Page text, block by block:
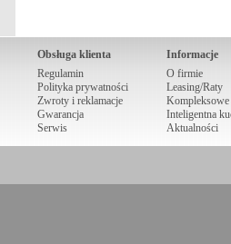
Obsługa klienta
Regulamin
Polityka prywatności
Zwroty i reklamacje
Gwarancja
Serwis
Informacje
O firmie
Leasing/Raty
Kompleksowe
Inteligentna
Aktualności